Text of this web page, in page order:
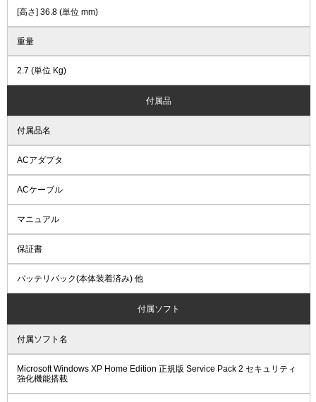
[高さ] 36.8 (単位 mm)
重量
2.7 (単位 Kg)
付属品
付属品名
ACアダプタ
ACケーブル
マニュアル
保証書
バッテリパック(本体装着済み) 他
付属ソフト
付属ソフト名
Microsoft Windows XP Home Edition 正規版 Service Pack 2 セキュリティ
強化機能搭載